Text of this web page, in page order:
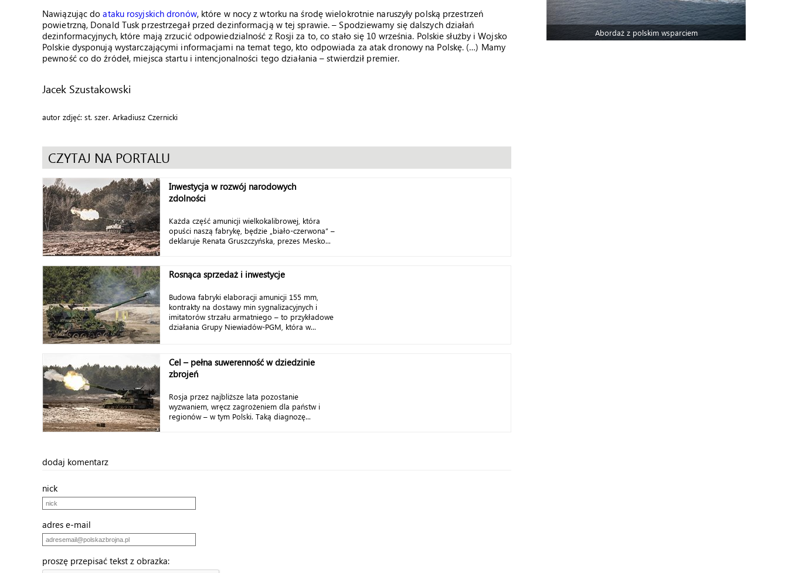
Nawiązując doataku rosyjskich dronów, które w nocy z wtorku na środę wielokrotnie naruszyły polską przestrzeń
powietrzną, Donald Tusk przestrzegał przed dezinformacją w tej sprawie. – Spodziewamy się dalszych działań
dezinformacyjnych, które mają zrzucić odpowiedzialność z Rosji za to, co stało się 10 września. Polskie służby i Wojsko
Polskie dysponują wystarczającymi informacjami na temat tego, kto odpowiada za atak dronowy na Polskę. (…) Mamy
pewność co do źródeł, miejsca startu i intencjonalności tego działania – stwierdził premier.
Jacek Szustakowski
autor zdjęć: st. szer. Arkadiusz Czernicki
CZYTAJ NA PORTALU
Inwestycja w rozwój narodowych
zdolności
Każda część amunicji wielkokalibrowej, która
opuści naszą fabrykę, będzie „biało-czerwona” –
deklaruje Renata Gruszczyńska, prezes Mesko...
Rosnąca sprzedaż i inwestycje
Budowa fabryki elaboracji amunicji 155 mm,
kontrakty na dostawy min sygnalizacyjnych i
imitatorów strzału armatniego – to przykładowe
działania Grupy Niewiadów-PGM, która w...
Cel – pełna suwerenność w dziedzinie
zbrojeń
Rosja przez najbliższe lata pozostanie
wyzwaniem, wręcz zagrożeniem dla państw i
regionów – w tym Polski. Taką diagnozę...
dodaj komentarz
nick
adres e-mail
proszę przepisać tekst z obrazka:
Abordaż z polskim wsparciem